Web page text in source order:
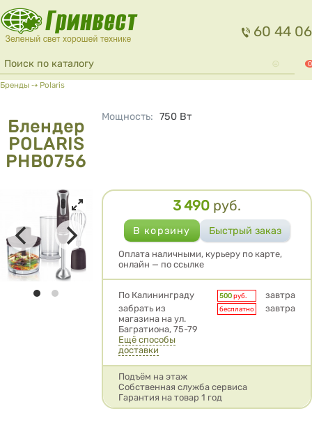
Перейти к основному содержанию
60 44 06
Форма поиска
Поиск 0
Вы здесь
Бренды ⇢ Polaris
Блендер
POLARIS
PHB0756
Цена
3 490 руб.
Оплата наличными, курьеру по карте,
онлайн — по ссылке
Условия доставки
По Калининграду 500руб.
завтра
забрать из
магазина на ул.
Багратиона, 75-79
бесплатно завтра
Ещё способы
доставки
Подъём на этаж
Собственная служба сервиса
Гарантия на товар 1 год
Мощность: 750 Вт